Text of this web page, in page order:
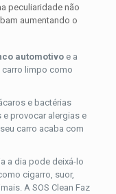
peculiaridade não
aumentando o
automotivoe a
carro limpo como
e bactérias
provocar alergias e
carro acaba com
a dia pode deixá-lo
cigarro, suor,
A SOS Clean Faz